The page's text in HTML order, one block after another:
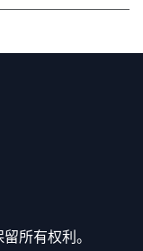
所有权利。